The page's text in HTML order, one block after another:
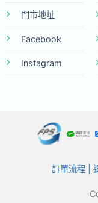
門市地址
Facebook
Instagram
訂單流程|